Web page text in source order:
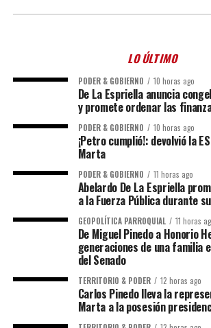
LO ÚLTIMO
PODER & GOBIERNO 10 horas ago
De La Espriella anuncia
y promete ordenar las
PODER & GOBIERNO 10 horas ago
¡Petro cumplió!: devolvió la
Marta
PODER & GOBIERNO 11 horas ago
Abelardo De La Espriella
a la Fuerza Pública durante
GEOPOLÍTICA PARROQUIAL 11 horas
De Miguel Pinedo a Honorio
generaciones de una familia
del Senado
TERRITORIO & PODER 12 horas ago
Carlos Pinedo lleva la
Marta a la posesión